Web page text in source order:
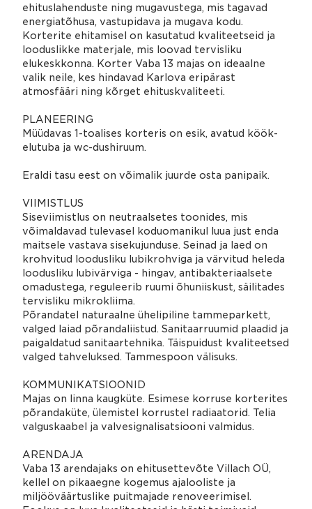
ehituslahenduste ning mugavustega, mis tagavad
energiatõhusa, vastupidava ja mugava kodu.
Korterite ehitamisel on kasutatud kvaliteetseid ja
looduslikke materjale, mis loovad tervisliku
elukeskkonna. Korter Vaba 13 majas on ideaalne
valik neile, kes hindavad Karlova eripärast
atmosfääri ning kõrget ehituskvaliteeti.
PLANEERING
Müüdavas 1-toalises korteris on esik, avatud köök-
elutuba ja wc-dushiruum.
Eraldi tasu eest on võimalik juurde osta panipaik.
VIIMISTLUS
Siseviimistlus on neutraalsetes toonides, mis
võimaldavad tulevasel koduomanikul luua just enda
maitsele vastava sisekujunduse. Seinad ja laed on
krohvitud loodusliku lubikrohviga ja värvitud heleda
loodusliku lubivärviga - hingav, antibakteriaalsete
omadustega, reguleerib ruumi õhuniiskust, säilitades
tervisliku mikrokliima.
Põrandatel naturaalne ühelipiline tammeparkett,
valged laiad põrandaliistud. Sanitaarruumid plaadid ja
paigaldatud sanitaartehnika. Täispuidust kvaliteetsed
valged tahveluksed. Tammespoon välisuks.
KOMMUNIKATSIOONID
Majas on linna kaugküte. Esimese korruse korterites
põrandaküte, ülemistel korrustel radiaatorid. Telia
valguskaabel ja valvesignalisatsiooni valmidus.
ARENDAJA
Vaba 13 arendajaks on ehitusettevõte Villach OÜ,
kellel on pikaaegne kogemus ajalooliste ja
miljööväärtuslike puitmajade renoveerimisel.